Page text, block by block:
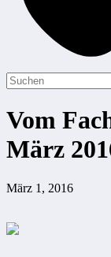
Vom
März
März 1, 2016